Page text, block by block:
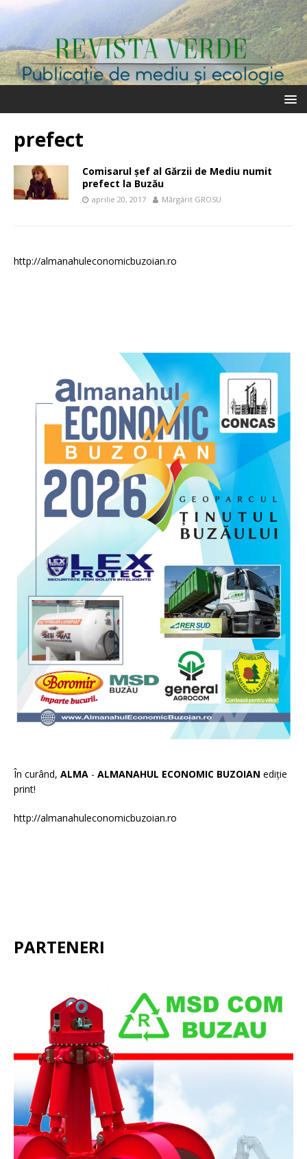
prefect
Comisarul șef al Gărzii de Mediu numit
prefect la Buzău
aprilie 20, 2017 Mărgărit GROSU
http://almanahuleconomicbuzoian.ro
În curând, ALMA - ALMANAHUL ECONOMIC BUZOIAN ediție
print!
http://almanahuleconomicbuzoian.ro
PARTENERI